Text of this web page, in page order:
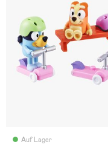
Auf Lager